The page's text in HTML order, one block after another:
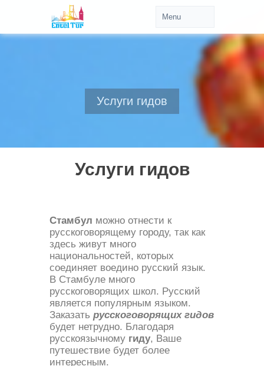
Услуги гидов
Услуги гидов
Стамбул можно отнести к
русскоговорящему городу, так как
здесь живут много
национальностей, которых
соединяет воедино русский язык.
В Стамбуле много
русскоговорящих школ. Русский
является популярным языком.
Заказать русскоговорящих гидов
будет нетрудно. Благодаря
русскоязычному гиду, Ваше
путешествие будет более
интересным.